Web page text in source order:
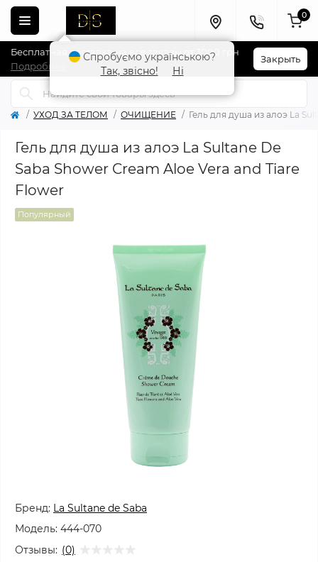
Бесплатная доставка на все заказы от 3000 грн
Подробнее
Закрыть
0
УХОД ЗА ТЕЛОМ ОЧИЩЕНИЕ Гель для душа из алоэ La
Гель для душа из алоэ La Sultane De
Saba Shower Cream Aloe Vera and Tiare
Flower
Популярный
Бренд: La Sultane de Saba
Модель: 444-070
Отзывы: (0)
Спробуємо українською?
Так, звісно!
Ні